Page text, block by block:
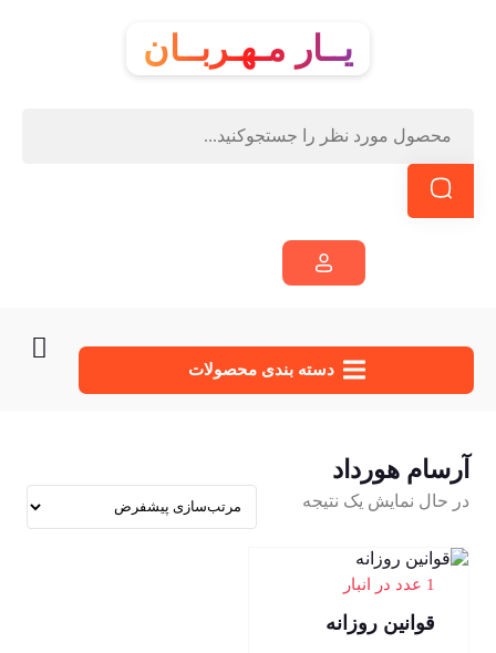
یــار مـهـربــان
دسته‌ بندی محصولات
آرسام هورداد
در حال نمایش یک نتیجه
1 عدد در انبار
قوانین روزانه